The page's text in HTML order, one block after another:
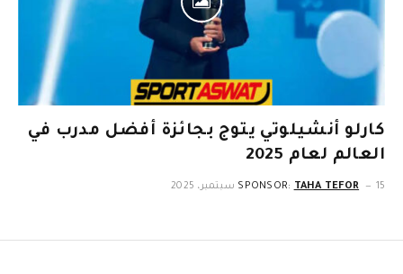
كارلو أنشيلوتي يتوج بجائزة أفضل مدرب في
العالم لعام 2025
SPONSOR: TAHA TEFOR 15 سبتمبر، 2025